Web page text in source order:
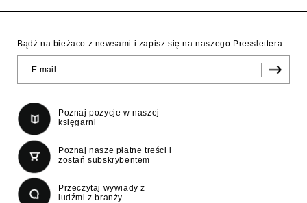
Bądź na bieżaco z newsami i zapisz się na naszego Presslettera
Poznaj pozycje w naszej
księgarni
Poznaj nasze płatne treści i
zostań subskrybentem
Przeczytaj wywiady z
ludźmi z branży